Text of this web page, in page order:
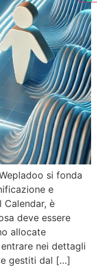
si fonda
e
Calendar, è
deve essere
allocate
nei dettagli
gestiti dal […]